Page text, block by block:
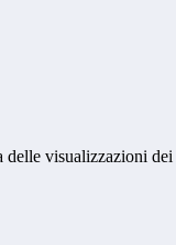
delle visualizzazioni